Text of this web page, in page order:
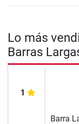
Lo más
Barras
1
Barra